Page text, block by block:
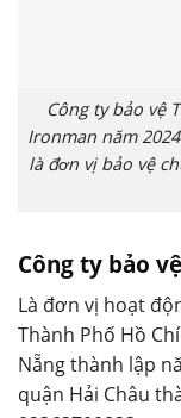
Công ty bảo vệ
Ironman năm
là đơn vị bảo vệ
Công ty bảo
Là đơn vị hoạt
Thành Phố Hồ
Nẵng thành lập
quận Hải Châu